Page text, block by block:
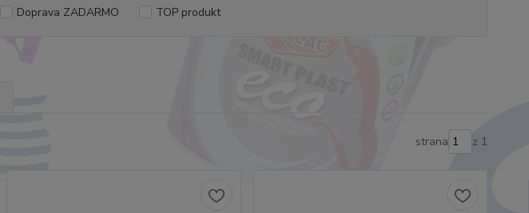
Doprava ZADARMO TOP produkt
strana z 1